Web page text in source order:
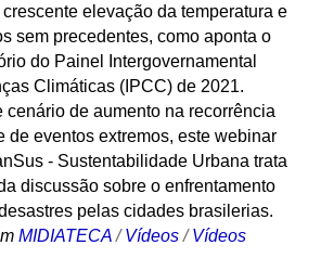
elevação da temperatura e
sem precedentes, como aponta o
do Painel Intergovernamental
Climáticas (IPCC) de 2021.
cenário de aumento na recorrência
de eventos extremos, este webinar
- Sustentabilidade Urbana trata
discussão sobre o enfrentamento
pelas cidades brasilerias.
MIDIATECA /Vídeos /Vídeos